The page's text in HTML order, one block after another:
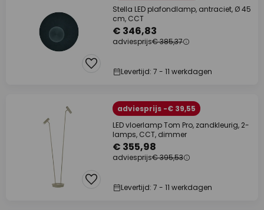
Stella LED plafondlamp, antraciet, Ø 45
cm, CCT
€ 346,83
adviesprijs€ 385,37
Levertijd: 7 - 11 werkdagen
adviesprijs -€ 39,55
LED vloerlamp Tom Pro, zandkleurig, 2-
lamps, CCT, dimmer
€ 355,98
adviesprijs€ 395,53
Levertijd: 7 - 11 werkdagen